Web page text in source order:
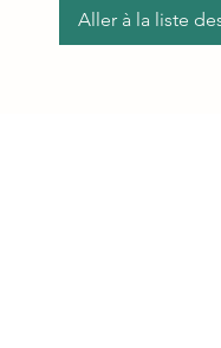
Aller à la liste